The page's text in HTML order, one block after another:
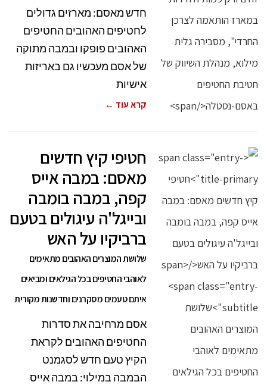
חדש מאסם: מארזים גדולים
לחטיפים האהובים החטיפים
האהובים פופקו ובמבה מתוקה
של אסם מעכשיו גם באריזות
אישיות
קרא עוד ←
חטיפי קיץ חדשים
מאסם: במבה אייס
קפה, במבה בומבה
ובייגל'ה עיגולים בטעם
ברביקיו על האש
שלושת המוצרים האהובים מתאימים
לאוהבי החטיפים בכל הגילאים ומביאים
איתם טעמים מסקרנים וחדשנות מקורית
אסם מרחיבה את סדרות
החטיפים האהובים לקראת
הקיץ טעם חדש לסגמנט
הבמבה במילוי: במבה אייס